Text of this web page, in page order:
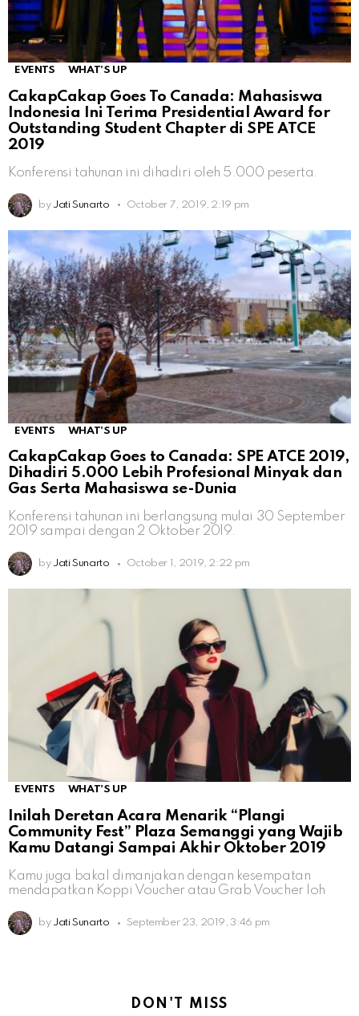
EVENTS WHAT'S UP
CakapCakap Goes To Canada: Mahasiswa
Indonesia Ini Terima Presidential Award for
Outstanding Student Chapter di SPE ATCE
2019
Konferensi tahunan ini dihadiri oleh 5.000 peserta.
by Jati Sunarto October 7, 2019, 2:19 pm
EVENTS WHAT'S UP
CakapCakap Goes to Canada: SPE ATCE 2019,
Dihadiri 5.000 Lebih Profesional Minyak dan
Gas Serta Mahasiswa se-Dunia
Konferensi tahunan ini berlangsung mulai 30 September
2019 sampai dengan 2 Oktober 2019.
by Jati Sunarto October 1, 2019, 2:22 pm
EVENTS WHAT'S UP
Inilah Deretan Acara Menarik “Plangi
Community Fest” Plaza Semanggi yang Wajib
Kamu Datangi Sampai Akhir Oktober 2019
Kamu juga bakal dimanjakan dengan kesempatan
mendapatkan Koppi Voucher atau Grab Voucher loh
by Jati Sunarto September 23, 2019, 3:46 pm
DON'T MISS